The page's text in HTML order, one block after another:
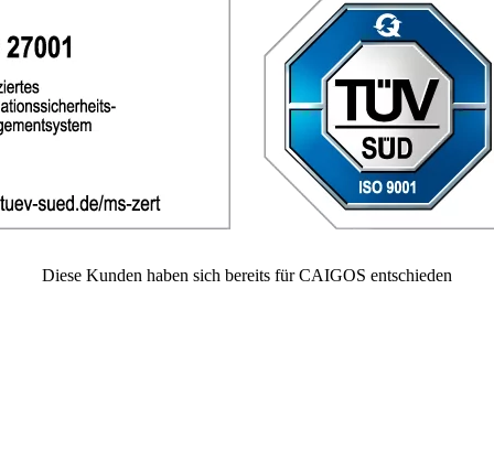
Diese Kunden haben sich bereits für CAIGOS entschieden